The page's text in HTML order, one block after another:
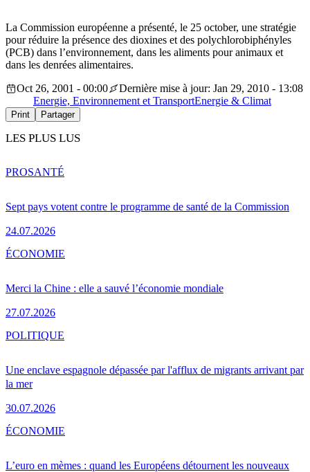
La Commission européenne a présenté, le 25 october, une stratégie
pour réduire la présence des dioxines et des polychlorobiphényles
(PCB) dans l’environnement, dans les aliments pour animaux et
dans les denrées alimentaires.
Oct 26, 2001 - 00:00
Dernière mise à jour: Jan 29, 2010 - 13:08
Energie, Environnement et TransportEnergie & Climat
Print Partager
LES PLUS LUS
Sept pays votent contre le programme de santé de la Commission
24.07.2026
PROSANTÉ
Merci la Chine : elle a sauvé l’économie mondiale
27.07.2026
ÉCONOMIE
Une enclave espagnole dépassée par l'afflux de migrants arrivant par
la mer
30.07.2026
POLITIQUE
L’euro en mèmes : quand les Européens détournent les nouveaux
ÉCONOMIE